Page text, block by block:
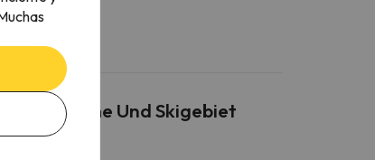
Therme Und Skigebiet